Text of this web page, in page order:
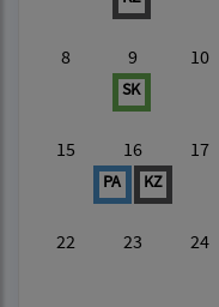
8 9
SK
10
15 16
PA KZ
17
22 23 24